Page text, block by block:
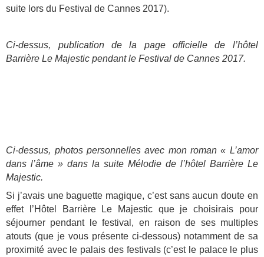
suite lors du Festival de Cannes 2017).
Ci-dessus, publication de la page officielle de l’hôtel
Barrière Le Majestic pendant le Festival de Cannes 2017.
Ci-dessus, photos personnelles avec mon roman « L’amor
dans l’âme » dans la suite Mélodie de l’hôtel Barrière Le
Majestic.
Si j’avais une baguette magique, c’est sans aucun doute en
effet l’Hôtel Barrière Le Majestic que je choisirais pour
séjourner pendant le festival, en raison de ses multiples
atouts (que je vous présente ci-dessous) notamment de sa
proximité avec le palais des festivals (c’est le palace le plus